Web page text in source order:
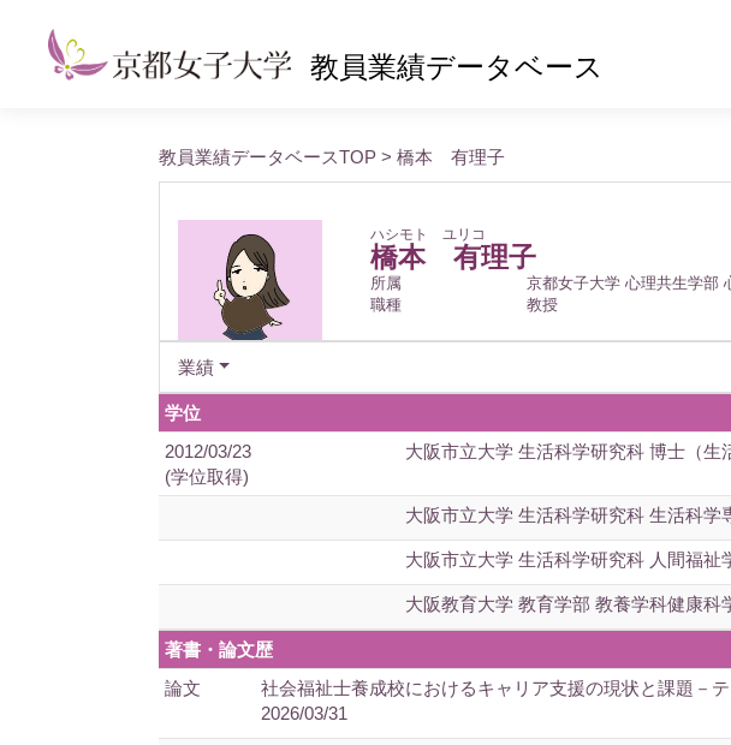
教員業績データベース
教員業績データベースTOP > 橋本 有理子
ハシモト ユリコ
橋本 有理子
所属
京都女子大学 心理共生学部
職種
教授
業績
学位
2012/03/23
(学位取得)
大阪市立大学 生活科学研究科 博士（生
大阪市立大学 生活科学研究科 生活科
大阪市立大学 生活科学研究科 人間福
大阪教育大学 教育学部 教養学科健康
著書・論文歴
論文
社会福祉士養成校におけるキャリア支援の現状と課題－
2026/03/31